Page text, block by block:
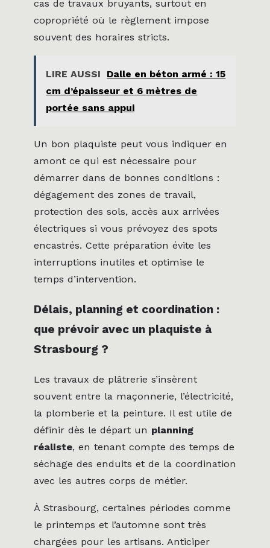
cas de travaux bruyants, surtout en
copropriété où le règlement impose
souvent des horaires stricts.
LIRE AUSSI
Dalle en béton armé : 15
cm d’épaisseur et 6 mètres de
portée sans appui
Un bon plaquiste peut vous indiquer en
amont ce qui est nécessaire pour
démarrer dans de bonnes conditions :
dégagement des zones de travail,
protection des sols, accès aux arrivées
électriques si vous prévoyez des spots
encastrés. Cette préparation évite les
interruptions inutiles et optimise le
temps d’intervention.
Délais, planning et coordination :
que prévoir avec un plaquiste à
Strasbourg ?
Les travaux de plâtrerie s’insèrent
souvent entre la maçonnerie, l’électricité,
la plomberie et la peinture. Il est utile de
définir dès le départ un planning
réaliste, en tenant compte des temps de
séchage des enduits et de la coordination
avec les autres corps de métier.
À Strasbourg, certaines périodes comme
le printemps et l’automne sont très
chargées pour les artisans. Anticiper